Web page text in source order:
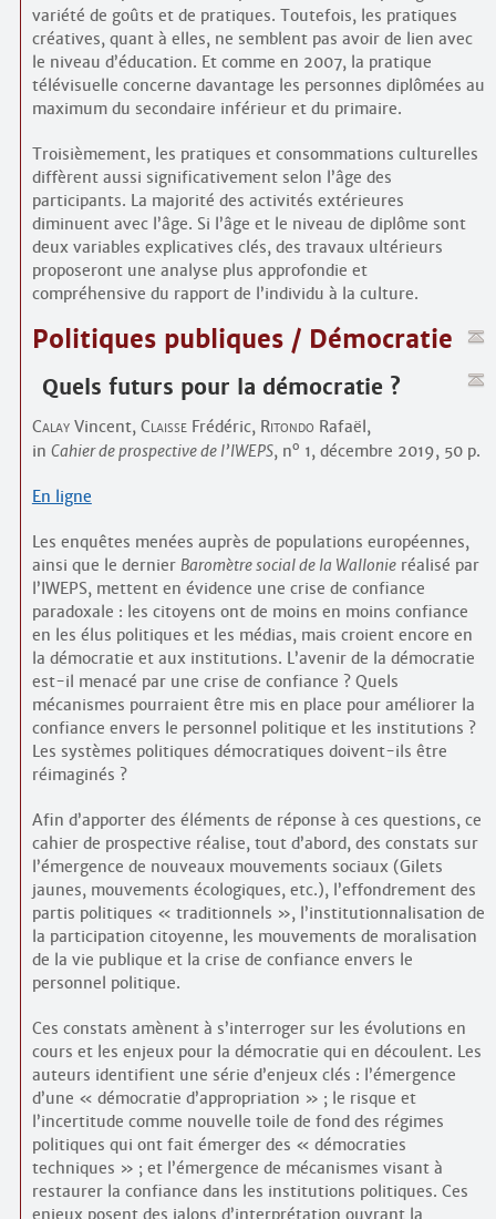
variété de goûts et de pratiques. Toutefois, les pratiques
créatives, quant à elles, ne semblent pas avoir de lien avec
le niveau d’éducation. Et comme en 2007, la pratique
télévisuelle concerne davantage les personnes diplômées au
maximum du secondaire inférieur et du primaire.
Troisièmement, les pratiques et consommations culturelles
diffèrent aussi significativement selon l’âge des
participants. La majorité des activités extérieures
diminuent avec l’âge. Si l’âge et le niveau de diplôme sont
deux variables explicatives clés, des travaux ultérieurs
proposeront une analyse plus approfondie et
compréhensive du rapport de l’individu à la culture.
Politiques publiques / Démocratie
Quels futurs pour la démocratie ?
CalayVincent, ClaisseFrédéric, Ritondo Rafaël,
in Cahier de prospective de l’IWEPS, no 1, décembre 2019, 50 p.
En ligne
Les enquêtes menées auprès de populations européennes,
ainsi que le dernier Baromètre social de la Wallonieréalisé par
l’IWEPS, mettent en évidence une crise de confiance
paradoxale : les citoyens ont de moins en moins confiance
en les élus politiques et les médias, mais croient encore en
la démocratie et aux institutions. L’avenir de la démocratie
est-il menacé par une crise de confiance ? Quels
mécanismes pourraient être mis en place pour améliorer la
confiance envers le personnel politique et les institutions ?
Les systèmes politiques démocratiques doivent-ils être
réimaginés ?
Afin d’apporter des éléments de réponse à ces questions, ce
cahier de prospective réalise, tout d’abord, des constats sur
l’émergence de nouveaux mouvements sociaux (Gilets
jaunes, mouvements écologiques, etc.), l’effondrement des
partis politiques « traditionnels », l’institutionnalisation de
la participation citoyenne, les mouvements de moralisation
de la vie publique et la crise de confiance envers le
personnel politique.
Ces constats amènent à s’interroger sur les évolutions en
cours et les enjeux pour la démocratie qui en découlent. Les
auteurs identifient une série d’enjeux clés : l’émergence
d’une « démocratie d’appropriation » ; le risque et
l’incertitude comme nouvelle toile de fond des régimes
politiques qui ont fait émerger des « démocraties
techniques » ; et l’émergence de mécanismes visant à
restaurer la confiance dans les institutions politiques. Ces
enjeux posent des jalons d’interprétation ouvrant la